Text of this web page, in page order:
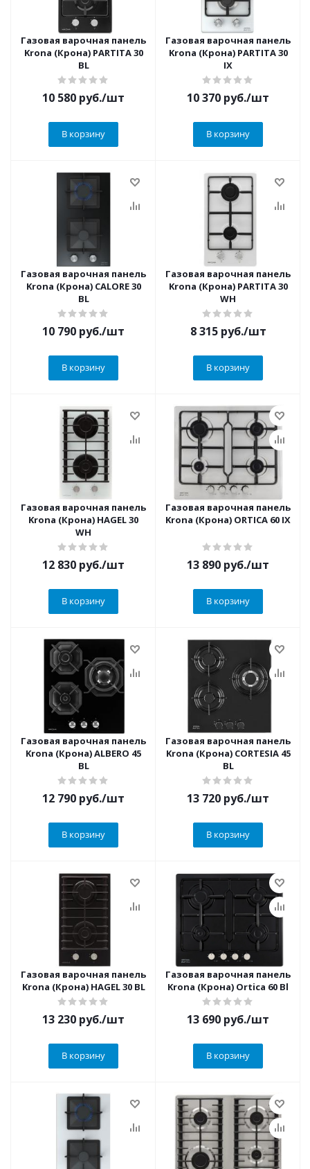
Газовая варочная панель
Krona (Крона) PARTITA 30
BL
10 580 руб./шт
В корзину
Газовая варочная панель
Krona (Крона) PARTITA 30
IX
10 370 руб./шт
В корзину
Газовая варочная панель
Krona (Крона) CALORE 30
BL
10 790 руб./шт
В корзину
Газовая варочная панель
Krona (Крона) PARTITA 30
WH
8 315руб./шт
В корзину
Газовая варочная панель
Krona (Крона) HAGEL 30
WH
12 830 руб./шт
В корзину
Газовая варочная панель
Krona (Крона) ORTICA 60 IX
13 890 руб./шт
В корзину
Газовая варочная панель
Krona (Крона) ALBERO 45
BL
12 790 руб./шт
В корзину
Газовая варочная панель
Krona (Крона) CORTESIA 45
BL
13 720 руб./шт
В корзину
Газовая варочная панель
Krona (Крона) HAGEL 30 BL
13 230 руб./шт
В корзину
Газовая варочная панель
Krona (Крона) Ortica 60 Bl
13 690 руб./шт
В корзину